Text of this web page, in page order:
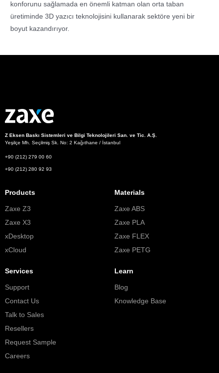
konforunu sağlamada en önemli katman olan orta taban
üretiminde 3D yazıcı teknolojisini kullanarak sektöre yeni bir
boyut kazandırıyor.
Z Eksen Baskı Sistemleri ve Bilgi Teknolojileri San. ve Tic. A.Ş.
Yeşilçe Mh. Seçilmiş Sk. No: 2 Kağıthane / İstanbul
+90 (212) 279 00 60
+90 (212) 280 92 93
Products
Zaxe Z3
Zaxe X3
xDesktop
xCloud
Materials
Zaxe ABS
Zaxe PLA
Zaxe FLEX
Zaxe PETG
Services
Support
Contact Us
Talk to Sales
Resellers
Request Sample
Careers
Learn
Blog
Knowledge Base